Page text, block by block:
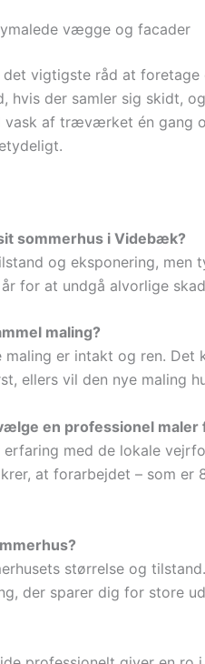
vægge og facader
vigtigste råd at foretage
hvis der samler sig skidt,
vask af træværket én gang
sommerhus i Videbæk?
og eksponering,
for at undgå alvorlige
maling?
maling er intakt og ren.
ellers vil den nye maling
en professionel maler
erfaring med de lokale
at forarbejdet – som er
størrelse og
der sparer dig for store